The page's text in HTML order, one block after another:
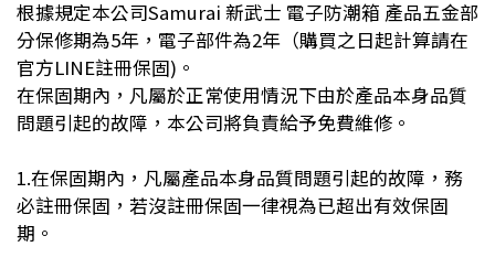
根據規定本公司Samurai 新武士 電子防潮箱 產品五金部
分保修期為5年，電子部件為2年（購買之日起計算請在
官方LINE註冊保固)。
在保固期內，凡屬於正常使用情況下由於產品本身品質
問題引起的故障，本公司將負責給予免費維修。
1.在保固期內，凡屬產品本身品質問題引起的故障，務
必註冊保固，若沒註冊保固一律視為已超出有效保固
期。